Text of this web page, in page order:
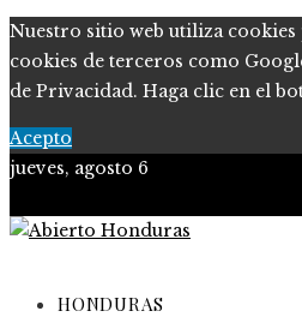
Nuestro sitio web utiliza
cookies de terceros como
de Privacidad. Haga clic en el
Acepto
jueves, agosto 6
Política de Privacidad
Marco Legal del Sitio
HONDURAS